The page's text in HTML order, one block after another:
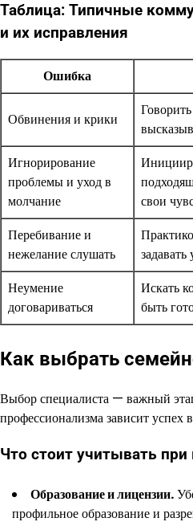
Таблица: Типичные
и их исправления
Ошибка
Обвинения и крики
Игнорирование
проблемы и уход в
молчание
свои
Перебивание и
нежелание слушать
Неумение
договариваться
Искать
быть
Как выбрать
Выбор специалиста — важный
профессионализма зависит успех
Что стоит учитывать
Образование и лицензии.
профильное образование и